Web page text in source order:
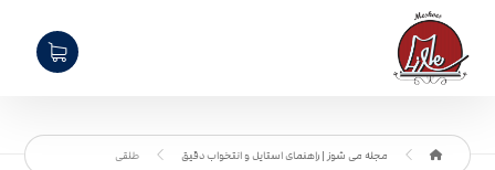
مجله می شوز | راهنمای استایل و انتخواب دقیق طلقی